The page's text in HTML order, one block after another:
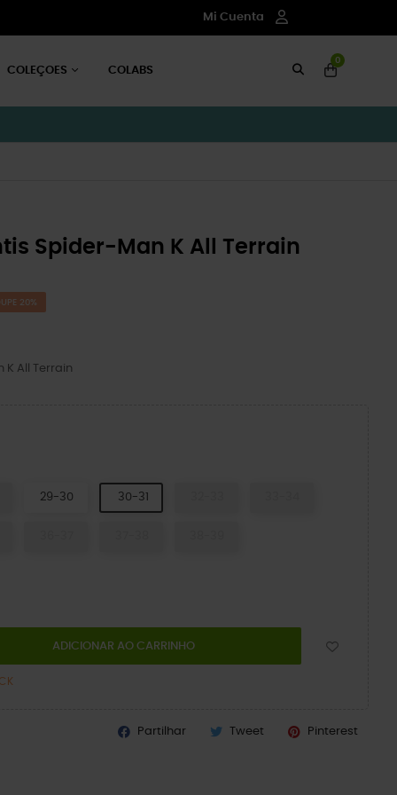
Mi Cuenta
COLEÇOES COLABS
0
Spider-Man K All Terrain
20%
All Terrain
29-30 30-31
ADICIONAR AO CARRINHO
Partilhar Tweet Pinterest